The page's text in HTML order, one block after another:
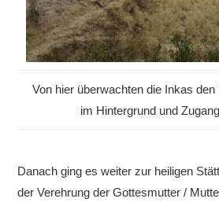
Von hier überwachten die Inkas
im Hintergrund und
Danach ging es weiter zur heiligen
der Verehrung der Gottesmutter /